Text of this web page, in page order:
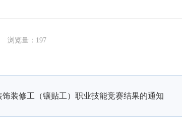
浏览量： 197
装修工（镶贴工）职业技能竞赛结果的通知